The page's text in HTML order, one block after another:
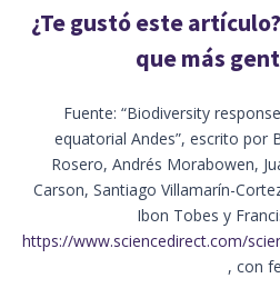
¿Te gustó este
que más
Fuente: “Biodiversity
equatorial Andes”, escrito por
Rosero, Andrés Morabowen,
Carson, Santiago Villamarín-
Ibon Tobes y
https://www.sciencedirect.com/
, con